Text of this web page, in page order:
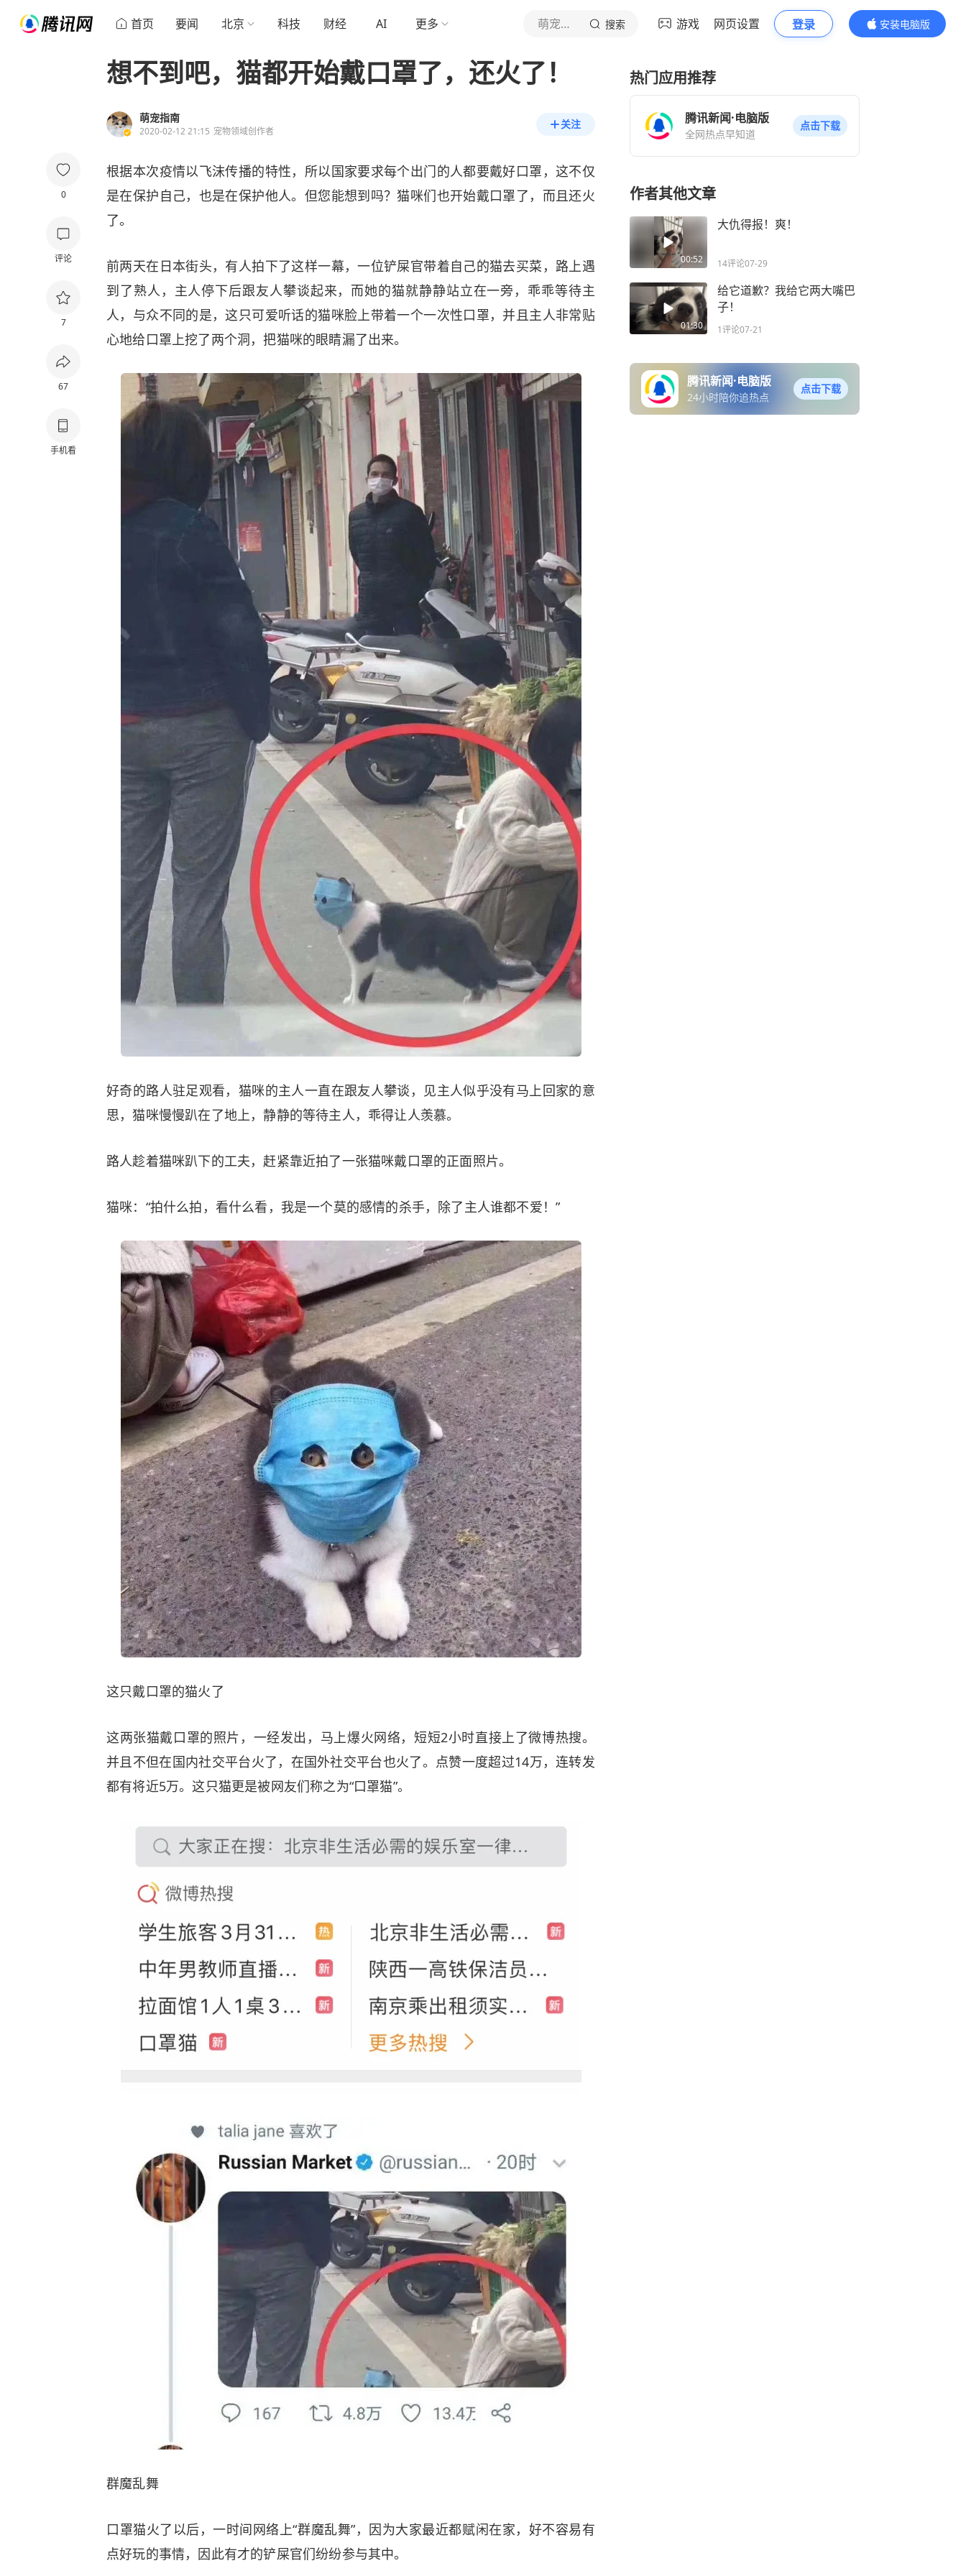
首页 要闻 北京 科技 财经 AI 更多 萌宠指南 搜索 游戏 网页设置 登录
安装电脑版
内容更精彩
0
评论
7
67
手机看
想不到吧，猫都开始戴口罩了，还火了！
萌宠指南
2020-02-12 21:15 宠物领域创作者
关注
根据本次疫情以飞沫传播的特性，所以国家要求每个出门的人都要戴好口罩，这不仅
是在保护自己，也是在保护他人。但您能想到吗？猫咪们也开始戴口罩了，而且还火
了。
前两天在日本街头，有人拍下了这样一幕，一位铲屎官带着自己的猫去买菜，路上遇
到了熟人，主人停下后跟友人攀谈起来，而她的猫就静静站立在一旁，乖乖等待主
人，与众不同的是，这只可爱听话的猫咪脸上带着一个一次性口罩，并且主人非常贴
心地给口罩上挖了两个洞，把猫咪的眼睛漏了出来。
好奇的路人驻足观看，猫咪的主人一直在跟友人攀谈，见主人似乎没有马上回家的意
思，猫咪慢慢趴在了地上，静静的等待主人，乖得让人羡慕。
路人趁着猫咪趴下的工夫，赶紧靠近拍了一张猫咪戴口罩的正面照片。
猫咪：“拍什么拍，看什么看，我是一个莫的感情的杀手，除了主人谁都不爱！”
这只戴口罩的猫火了
这两张猫戴口罩的照片，一经发出，马上爆火网络，短短2小时直接上了微博热搜。
并且不但在国内社交平台火了，在国外社交平台也火了。点赞一度超过14万，连转发
都有将近5万。这只猫更是被网友们称之为“口罩猫”。
群魔乱舞
口罩猫火了以后，一时间网络上“群魔乱舞”，因为大家最近都赋闲在家，好不容易有
点好玩的事情，因此有才的铲屎官们纷纷参与其中。
热门应用推荐
腾讯新闻·电脑版
全网热点早知道
点击下载
作者其他文章
00:52
大仇得报！爽！
14评论07-29
01:30
给它道歉？我给它两大嘴巴
子！
1评论07-21
腾讯新闻·电脑版
24小时陪你追热点
点击下载